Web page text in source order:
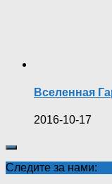
Вселенная
2016-10-17
Следите за нами: